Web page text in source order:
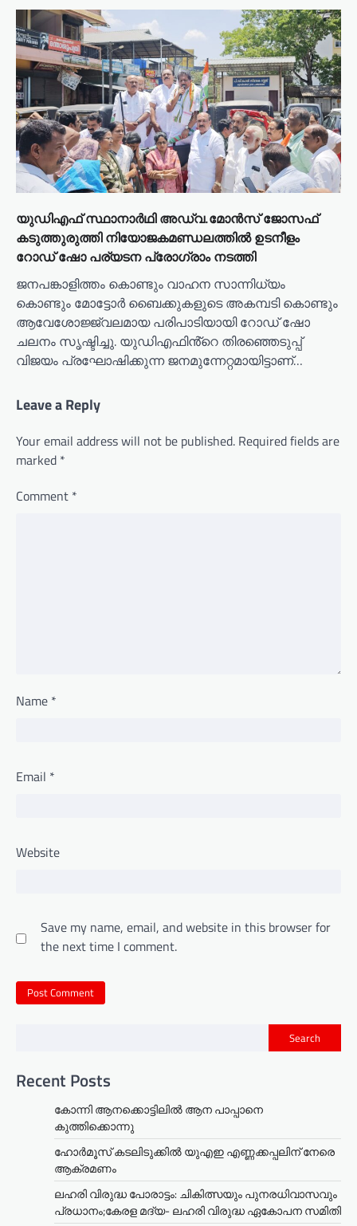
യുഡിഎഫ് സ്ഥാനാർഥി അഡ്വ.മോൻസ് ജോസഫ്
കടുത്തുരുത്തി നിയോജകമണ്ഡലത്തിൽ ഉടനീളം
റോഡ് ഷോ പര്യടന പ്രോഗ്രാം നടത്തി
ജനപങ്കാളിത്തം കൊണ്ടും വാഹന സാന്നിധ്യം
കൊണ്ടും മോട്ടോർ ബൈക്കുകളുടെ അകമ്പടി കൊണ്ടും
ആവേശോജ്ജ്വലമായ പരിപാടിയായി റോഡ് ഷോ
ചലനം സൃഷ്ടിച്ചു. യുഡിഎഫിൻ്റെ തിരഞ്ഞെടുപ്പ്
വിജയം പ്രഘോഷിക്കുന്ന ജനമുന്നേറ്റമായിട്ടാണ്…
Leave a Reply
Your email address will not be published. Required fields are
marked *
Comment *
Name *
Email *
Website
Save my name, email, and website in this browser for
the next time I comment.
Search
Recent Posts
കോന്നി ആനക്കൊട്ടിലിൽ ആന പാപ്പാനെ
കുത്തിക്കൊന്നു
ഹോർമൂസ് കടലിടുക്കിൽ യുഎഇ എണ്ണക്കപ്പലിന് നേരെ
ആക്രമണം
ലഹരി വിരുദ്ധ പോരാട്ടം: ചികിത്സയും പുനരധിവാസവും
പ്രധാനം;കേരള മദ്യ- ലഹരി വിരുദ്ധ ഏകോപന സമിതി